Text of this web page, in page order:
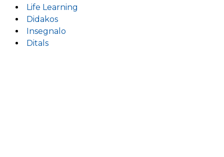
Life Learning
Didakos
Insegnalo
Ditals